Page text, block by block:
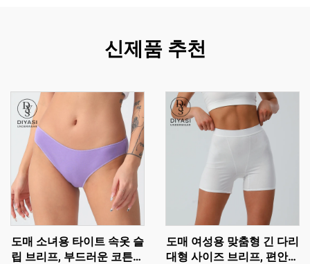
신제품 추천
도매 소녀용 타이트 속옷 슬
립 브리프, 부드러운 코튼으
도매 여성용 맞춤형 긴 다리
대형 사이즈 브리프, 편안한